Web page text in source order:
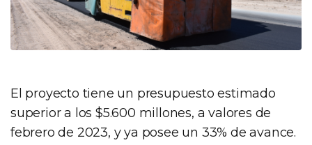
El proyecto tiene un presupuesto estimado
superior a los $5.600 millones, a valores de
febrero de 2023, y ya posee un 33% de avance.